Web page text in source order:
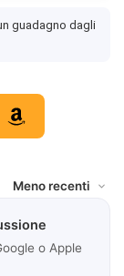
guadagno dagli
o Apple